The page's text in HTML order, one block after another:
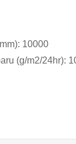
10000
(g/m2/24hr):